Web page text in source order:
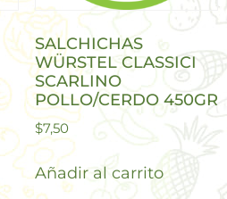
SALCHICHAS
WÜRSTEL CLASSICI
SCARLINO
POLLO/CERDO 450GR
$7,50
Añadir al carrito